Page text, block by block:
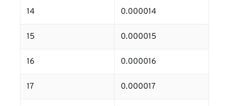
14 0.000014
15 0.000015
16 0.000016
17 0.000017